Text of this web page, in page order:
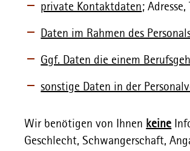
private Kontaktdaten;
Daten im Rahmen des
Ggf. Daten die einem
sonstige Daten in der
Wir benötigen von Ihnen keine
Geschlecht, Schwangerschaft,